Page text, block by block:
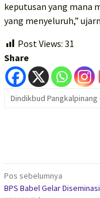
keputusan yang mana
yang menyeluruh,”
Post Views: 31
Share
Dindikbud
Navigasi
Pos sebelumnya
BPS Babel Gelar Diseminasi